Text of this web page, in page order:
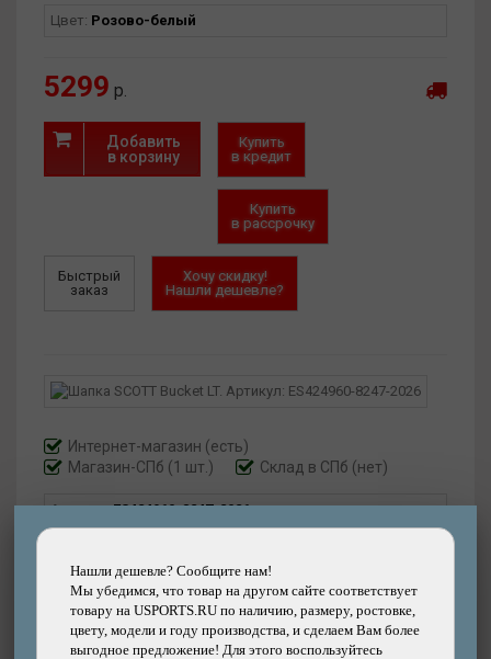
Цвет: Розово-белый
5299 р.
Нашли дешевле? Сообщите нам!
Мы убедимся, что товар на другом сайте соответствует
товару на USPORTS.RU по наличию, размеру, ростовке,
цвету, модели и году производства, и сделаем Вам более
выгодное предложение! Для этого воспользуйтесь
Добавить
в корзину
Купить
в кредит
Купить
в рассрочку
Быстрый
заказ
Хочу скидку!
Нашли дешевле?
Интернет-магазин (есть)
Магазин-СПб (1 шт.)
Склад в СПб (нет)
Артикул:ES424960-8247-2026
5299р.